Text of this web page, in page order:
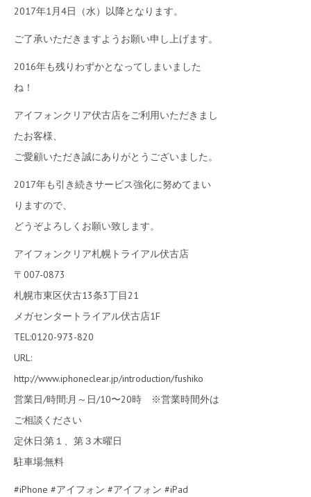
2017年1月4日（水）以降となります。
ご了承いただきますようお願い申し上げます。
2016年も残りわずかとなってしまいました
ね！
アイフォンクリア伏古店をご利用いただきまし
たお客様、
ご愛顧いただき誠にありがとうございました。
2017年も引き続きサービス強化に努めてまい
りますので、
どうぞよろしくお願い致します。
アイフォンクリア札幌トライアル伏古店
〒007-0873
札幌市東区伏古13条3丁目21
メガセンタートライアル伏古店1F
TEL:0120-973-820
URL:
http://www.iphoneclear.jp/introduction/fushiko
営業日/時間:月～日/10〜20時 ※営業時間外は
ご相談ください
定休日:第１、第３木曜日
駐車場:無料
#‎iPhone‬ ‪#‎アイフォン‬ ‪#‎アイフォン‬ #‎iPad‬